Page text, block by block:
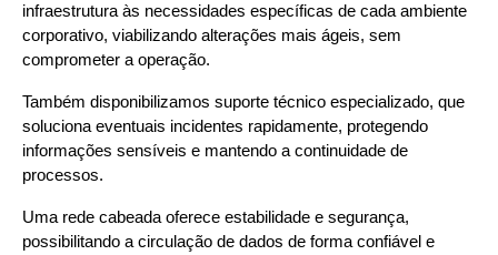
infraestrutura às necessidades específicas de cada ambiente
corporativo, viabilizando alterações mais ágeis, sem
comprometer a operação.
Também disponibilizamos suporte técnico especializado, que
soluciona eventuais incidentes rapidamente, protegendo
informações sensíveis e mantendo a continuidade de
processos.
Uma rede cabeada oferece estabilidade e segurança,
possibilitando a circulação de dados de forma confiável e